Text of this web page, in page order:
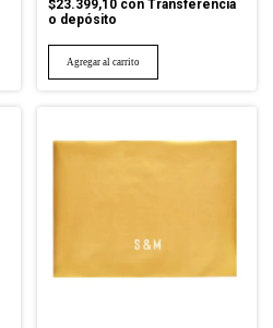
$23.399,10 con Transferencia
o depósito